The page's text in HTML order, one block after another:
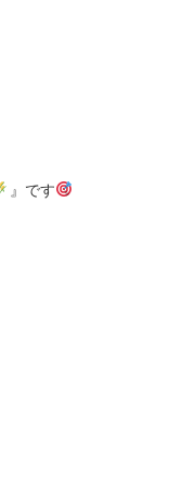
』です